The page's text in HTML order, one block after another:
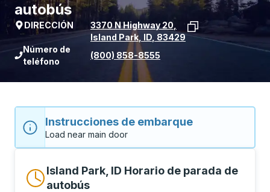
autobús
DIRECCIÓN 3370 N Highway 20
Island Park ID 83429
Ver la ubicación de la parada en
Número de
teléfono
(800) 858-8555
Instrucciones de embarque
Load near main door
Island Park, ID Horario de parada de
autobús